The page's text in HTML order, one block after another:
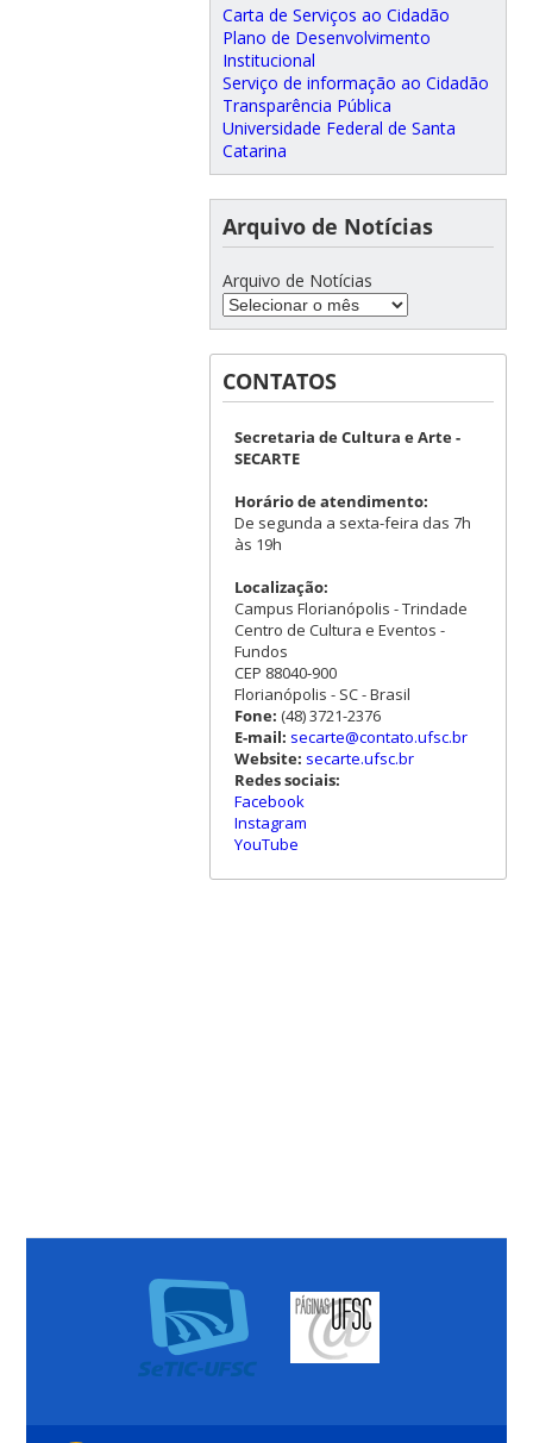
Carta de Serviços ao Cidadão
Plano de Desenvolvimento
Institucional
Serviço de informação ao Cidadão
Transparência Pública
Universidade Federal de Santa
Catarina
Arquivo de Notícias
Arquivo de Notícias
CONTATOS
Secretaria de Cultura e Arte -
SECARTE
Horário de atendimento:
De segunda a sexta-feira das 7h
às 19h
Localização:
Campus Florianópolis - Trindade
Centro de Cultura e Eventos -
Fundos
CEP 88040-900
Florianópolis - SC - Brasil
Fone: (48) 3721-2376
E-mail: secarte@contato.ufsc.br
Website: secarte.ufsc.br
Redes sociais:
Facebook
Instagram
YouTube